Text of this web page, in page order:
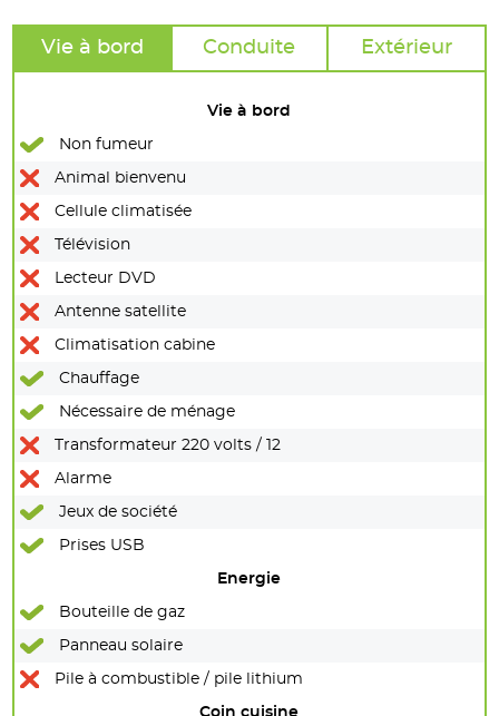
Vie à bord Conduite Extérieur
Vie à bord
Non fumeur
Animal bienvenu
Cellule climatisée
Télévision
Lecteur DVD
Antenne satellite
Climatisation cabine
Chauffage
Nécessaire de ménage
Transformateur 220 volts / 12
Alarme
Jeux de société
Prises USB
Energie
Bouteille de gaz
Panneau solaire
Pile à combustible / pile lithium
Coin cuisine